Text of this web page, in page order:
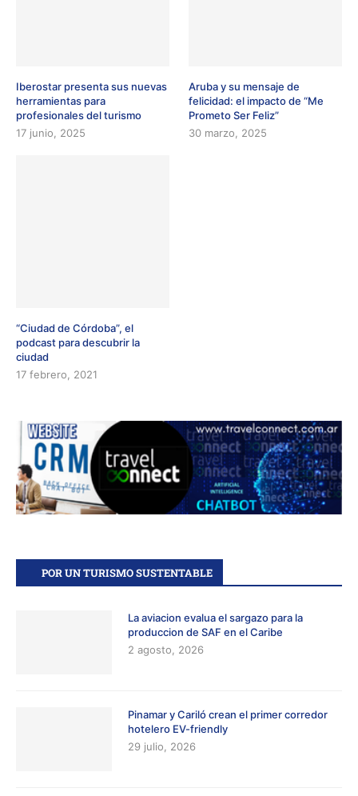
Iberostar presenta sus nuevas
herramientas para
profesionales del turismo
17 junio, 2025
Aruba y su mensaje de
felicidad: el impacto de “Me
Prometo Ser Feliz”
30 marzo, 2025
“Ciudad de Córdoba”, el
podcast para descubrir la
ciudad
17 febrero, 2021
POR UN TURISMO SUSTENTABLE
La aviacion evalua el sargazo para la
produccion de SAF en el Caribe
2 agosto, 2026
Pinamar y Cariló crean el primer corredor
hotelero EV-friendly
29 julio, 2026